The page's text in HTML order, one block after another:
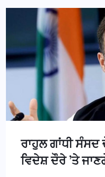
ਰਾਹੁਲ ਗਾਂਧੀ
ਵਿਦੇਸ਼ ਦੌਰੇ ’ਤੇ